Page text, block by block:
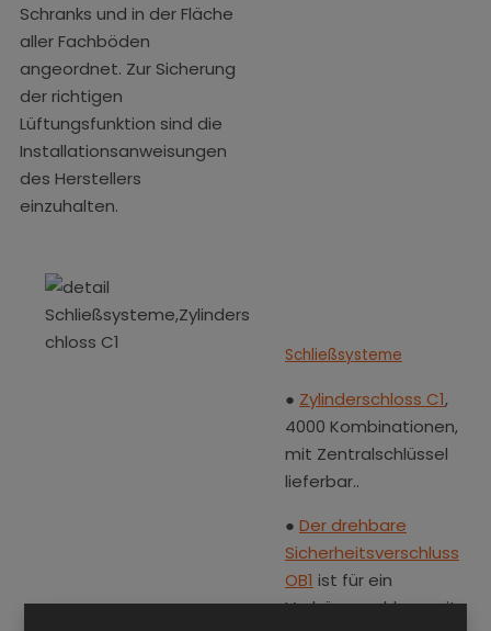
Schranks und in der Fläche
aller Fachböden
angeordnet. Zur Sicherung
der richtigen
Lüftungsfunktion sind die
Installationsanweisungen
des Herstellers
einzuhalten.
Schließsysteme
● Zylinderschloss C1,
4000 Kombinationen,
mit Zentralschlüssel
lieferbar..
● Der drehbare
Sicherheitsverschluss
OB1 ist für ein
Vorhängeschloss mit